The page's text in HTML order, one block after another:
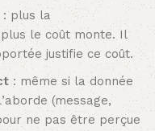
: plus la
le coût monte. Il
justifie ce coût.
: même si la donnée
(message,
ne pas être perçue